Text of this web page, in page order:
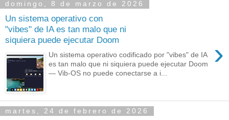
domingo, 8 de marzo de 2026
Un sistema operativo con
"vibes" de IA es tan malo que ni
siquiera puede ejecutar Doom
›
Un sistema operativo codificado por "vibes" de IA
es tan malo que ni siquiera puede ejecutar Doom
— Vib-OS no puede conectarse a i...
martes, 24 de febrero de 2026